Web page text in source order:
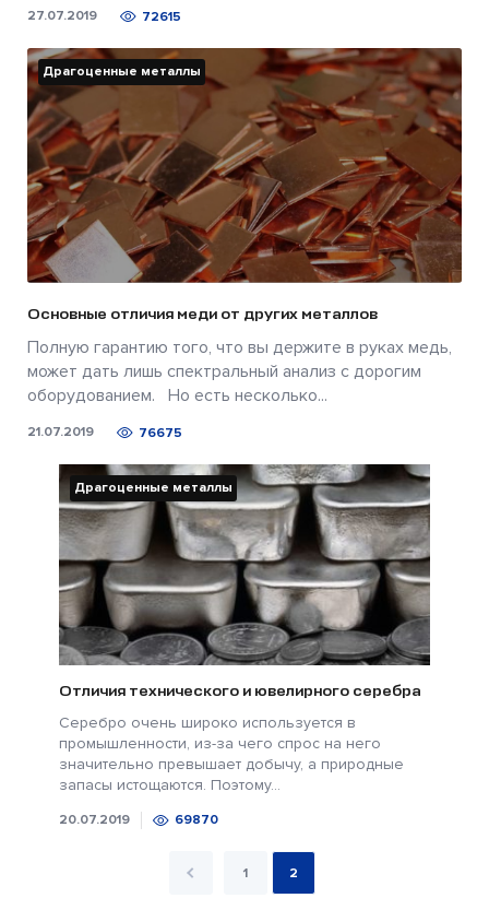
27.07.2019 72615
Драгоценные металлы
Основные отличия меди от других металлов
Полную гарантию того, что вы держите в руках медь,
может дать лишь спектральный анализ с дорогим
оборудованием. Но есть несколько...
21.07.2019 76675
Драгоценные металлы
Отличия технического и ювелирного серебра
Серебро очень широко используется в
промышленности, из-за чего спрос на него
значительно превышает добычу, а природные
запасы истощаются. Поэтому...
20.07.2019 69870
1 2